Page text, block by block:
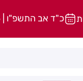
כ"ד אב התשפ"ו | 07.08.2026